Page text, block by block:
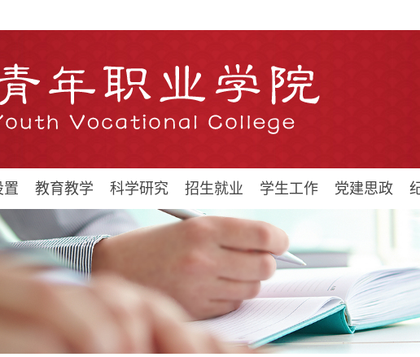
置 教育教学 科学研究 招生就业 学生工作 党建思政